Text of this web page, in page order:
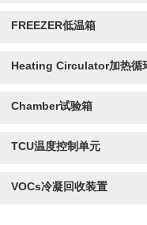
FREEZER低温箱
Heating Circulator加热循
Chamber试验箱
TCU温度控制单元
VOCs冷凝回收装置